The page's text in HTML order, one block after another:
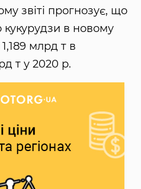
звіті прогнозує, що
кукурудзи в новому
млрд т в
т у 2020 р.